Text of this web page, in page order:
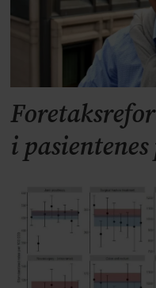
i